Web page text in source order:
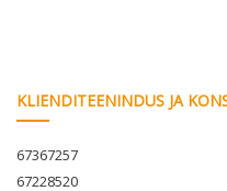
KLIENDITEENINDUS JA
67367257
67228520